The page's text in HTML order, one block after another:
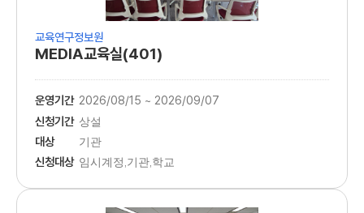
교육연구정보원
MEDIA교육실(401)
운영기간 2026/08/15 ~ 2026/09/07
신청기간 상설
대상 기관
신청대상 임시계정,기관,학교